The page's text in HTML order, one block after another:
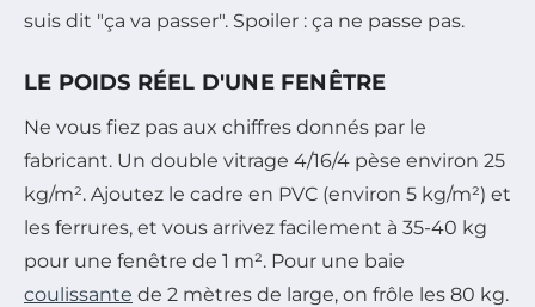
suis dit "ça va passer". Spoiler : ça ne passe pas.
LE POIDS RÉEL D'UNE FENÊTRE
Ne vous fiez pas aux chiffres donnés par le
fabricant. Un double vitrage 4/16/4 pèse environ 25
kg/m². Ajoutez le cadre en PVC (environ 5 kg/m²) et
les ferrures, et vous arrivez facilement à 35-40 kg
pour une fenêtre de 1 m². Pour une baie
coulissante de 2 mètres de large, on frôle les 80 kg.